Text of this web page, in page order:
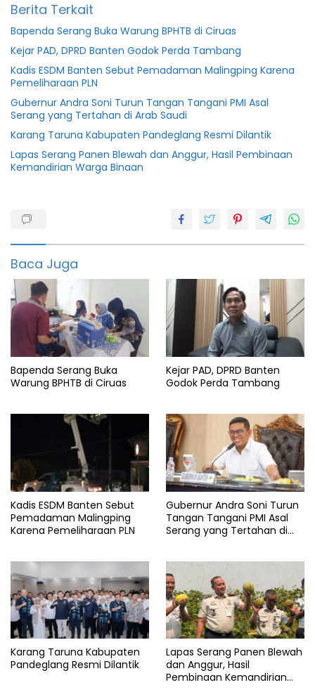
Berita Terkait
Bapenda Serang Buka Warung BPHTB di Ciruas
Kejar PAD, DPRD Banten Godok Perda Tambang
Kadis ESDM Banten Sebut Pemadaman Malingping Karena
Pemeliharaan PLN
Gubernur Andra Soni Turun Tangan Tangani PMI Asal
Serang yang Tertahan di Arab Saudi
Karang Taruna Kabupaten Pandeglang Resmi Dilantik
Lapas Serang Panen Blewah dan Anggur, Hasil Pembinaan
Kemandirian Warga Binaan
Berkah
Dirut
featured
Pandeglang
Pdam
Perumdam
Baca Juga
Bapenda Serang Buka
Warung BPHTB di Ciruas
Kejar PAD, DPRD Banten
Godok Perda Tambang
Kadis ESDM Banten Sebut
Pemadaman Malingping
Karena Pemeliharaan PLN
Gubernur Andra Soni Turun
Tangan Tangani PMI Asal
Serang yang Tertahan di
Karang Taruna Kabupaten
Pandeglang Resmi Dilantik
Lapas Serang Panen Blewah
dan Anggur, Hasil
Pembinaan Kemandirian